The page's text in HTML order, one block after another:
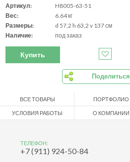
Артикул:
H8005-63-51
Вес:
6.64 кг
Размеры:
d 57,2 h 63,2 v 137 см
Наличие:
под заказ
Купить
Поделиться
ВСЕ ТОВАРЫ ПОРТФОЛИО
УСЛОВИЯ РАБОТЫ О КОМПАНИИ
ТЕЛЕФОН:
+7 (911) 924-50-84